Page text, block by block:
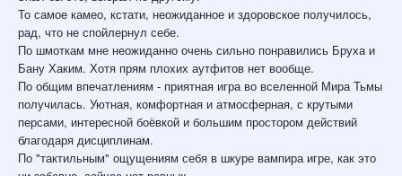
То самое камео, кстати, неожиданное и здоровское получилось,
рад, что не спойлернул себе.
По шмоткам мне неожиданно очень сильно понравились Бруха и
Бану Хаким. Хотя прям плохих аутфитов нет вообще.
По общим впечатлениям - приятная игра во вселенной Мира Тьмы
получилась. Уютная, комфортная и атмосферная, с крутыми
персами, интересной боёвкой и большим простором действий
благодаря дисциплинам.
По "тактильным" ощущениям себя в шкуре вампира игре, как это